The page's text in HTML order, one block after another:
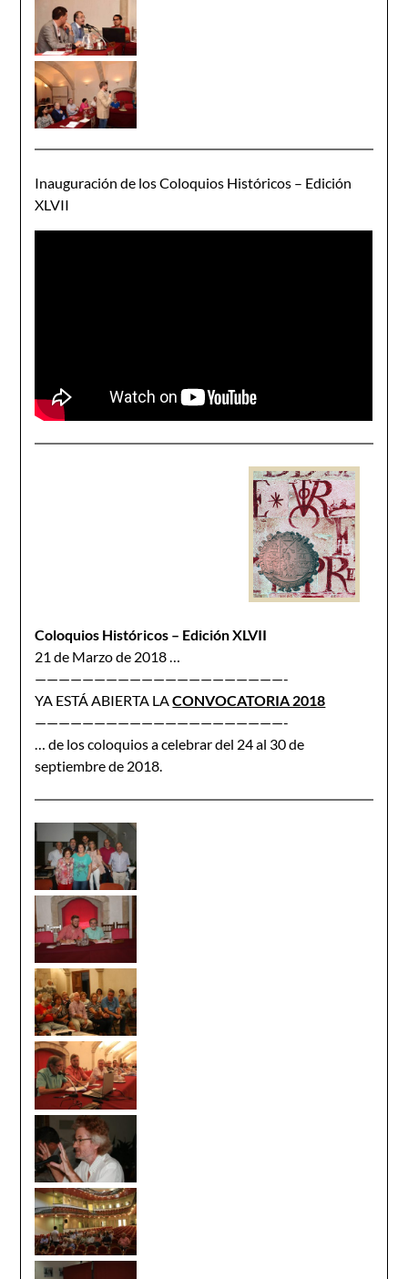
Inauguración de los Coloquios Históricos – Edición
XLVII
Coloquios Históricos – Edición XLVII
21 de Marzo de 2018 …
—————————————————————-
YA ESTÁ ABIERTA LACONVOCATORIA 2018
—————————————————————-
… de los coloquios a celebrar del 24 al 30 de
septiembre de 2018.